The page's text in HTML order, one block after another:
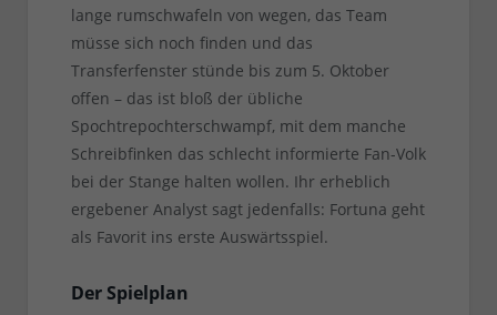
lange rumschwafeln von wegen, das Team
müsse sich noch finden und das
Transferfenster stünde bis zum 5. Oktober
offen – das ist bloß der übliche
Spochtrepochterschwampf, mit dem manche
Schreibfinken das schlecht informierte Fan-Volk
bei der Stange halten wollen. Ihr erheblich
ergebener Analyst sagt jedenfalls: Fortuna geht
als Favorit ins erste Auswärtsspiel.
Der Spielplan